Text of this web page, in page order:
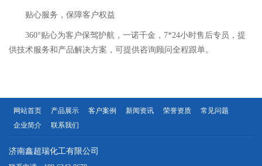
贴心服务，保障客户权益
360°贴心为客户保驾护航，一诺千金，7*24小时售后专员，提
供技术服务和产品解决方案，可提供咨询顾问全程跟单。
网站首页 产品展示 客户案例 新闻资讯 荣誉资质
常见问题
企业简介
联系我们
济南鑫超瑞化工有限公司